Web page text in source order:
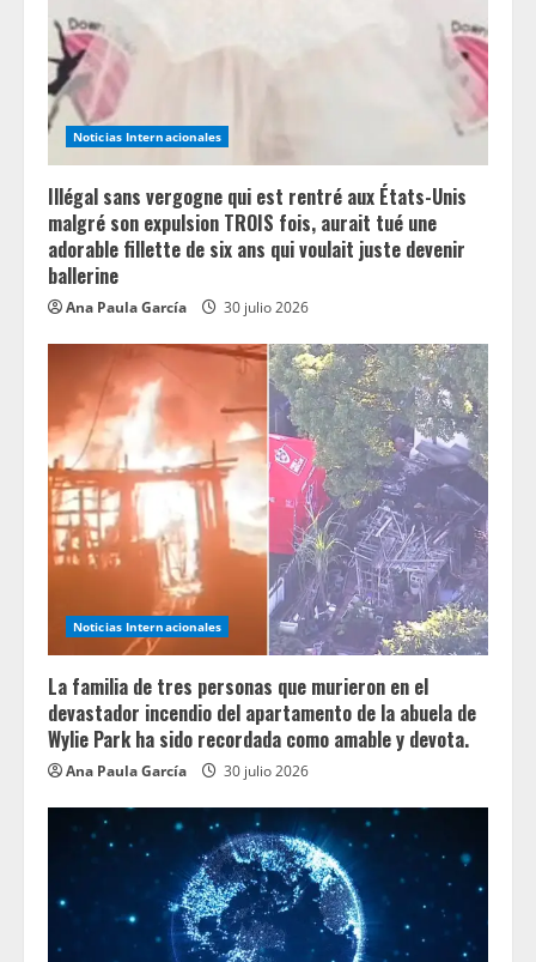
Noticias Internacionales
Illégal sans vergogne qui est rentré aux États-Unis
malgré son expulsion TROIS fois, aurait tué une
adorable fillette de six ans qui voulait juste devenir
ballerine
Ana Paula García 30 julio 2026
Noticias Internacionales
La familia de tres personas que murieron en el
devastador incendio del apartamento de la abuela de
Wylie Park ha sido recordada como amable y devota.
Ana Paula García 30 julio 2026